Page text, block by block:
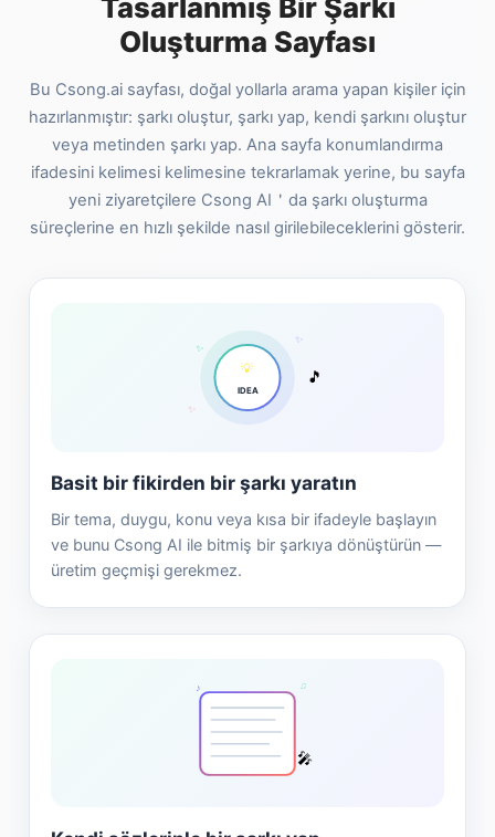
Tasarlanmış Bir Şarkı
Oluşturma Sayfası
Bu Csong.ai sayfası, doğal yollarla arama yapan kişiler için
hazırlanmıştır: şarkı oluştur, şarkı yap, kendi şarkını oluştur
veya metinden şarkı yap. Ana sayfa konumlandırma
ifadesini kelimesi kelimesine tekrarlamak yerine, bu sayfa
yeni ziyaretçilere Csong AI＇da şarkı oluşturma
süreçlerine en hızlı şekilde nasıl girilebileceklerini gösterir.
💡
IDEA
🎵
✨
✨
✨
Basit bir fikirden bir şarkı yaratın
Bir tema, duygu, konu veya kısa bir ifadeyle başlayın
ve bunu Csong AI ile bitmiş bir şarkıya dönüştürün —
üretim geçmişi gerekmez.
🎤
♪ ♫